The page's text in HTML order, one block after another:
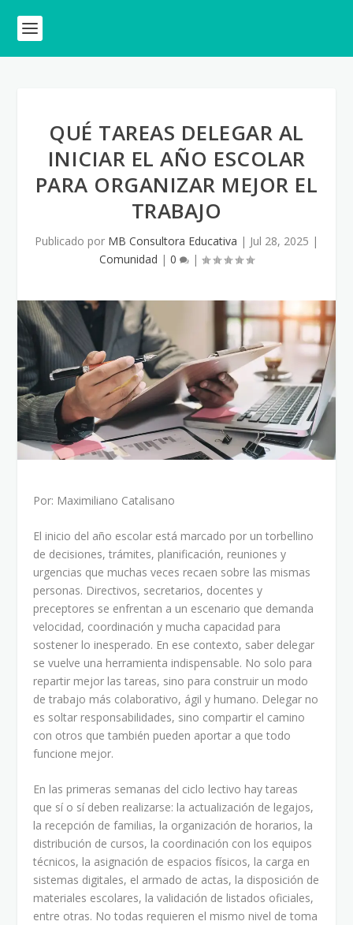
QUÉ TAREAS DELEGAR AL
INICIAR EL AÑO ESCOLAR
PARA ORGANIZAR MEJOR EL
TRABAJO
Publicado por MB Consultora Educativa | Jul 28, 2025 |
Comunidad | 0 |
Por: Maximiliano Catalisano
El inicio del año escolar está marcado por un torbellino
de decisiones, trámites, planificación, reuniones y
urgencias que muchas veces recaen sobre las mismas
personas. Directivos, secretarios, docentes y
preceptores se enfrentan a un escenario que demanda
velocidad, coordinación y mucha capacidad para
sostener lo inesperado. En ese contexto, saber delegar
se vuelve una herramienta indispensable. No solo para
repartir mejor las tareas, sino para construir un modo
de trabajo más colaborativo, ágil y humano. Delegar no
es soltar responsabilidades, sino compartir el camino
con otros que también pueden aportar a que todo
funcione mejor.
En las primeras semanas del ciclo lectivo hay tareas
que sí o sí deben realizarse: la actualización de legajos,
la recepción de familias, la organización de horarios, la
distribución de cursos, la coordinación con los equipos
técnicos, la asignación de espacios físicos, la carga en
sistemas digitales, el armado de actas, la disposición de
materiales escolares, la validación de listados oficiales,
entre otras. No todas requieren el mismo nivel de toma